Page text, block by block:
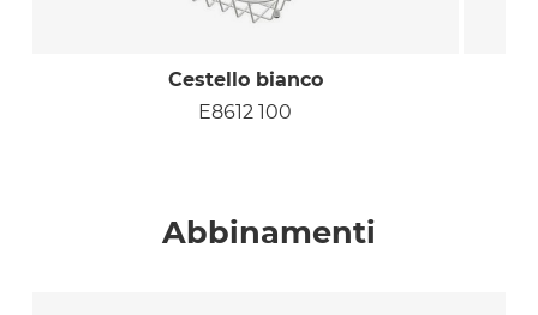
Cestello bianco
E8612 100
Abbinamenti